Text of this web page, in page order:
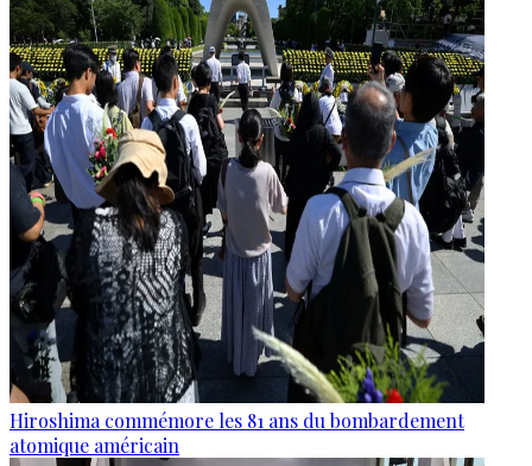
Hiroshima commémore les 81 ans du bombardement
atomique américain